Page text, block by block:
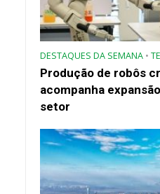
DESTAQUES DA SEMANA •
Produção de robôs
acompanha
setor